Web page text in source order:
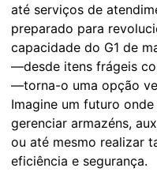
até serviços de
preparado para
capacidade do G1 de
—desde itens frágeis
—torna-o uma opção
Imagine um futuro
gerenciar armazéns,
ou até mesmo realizar
eficiência e segurança.